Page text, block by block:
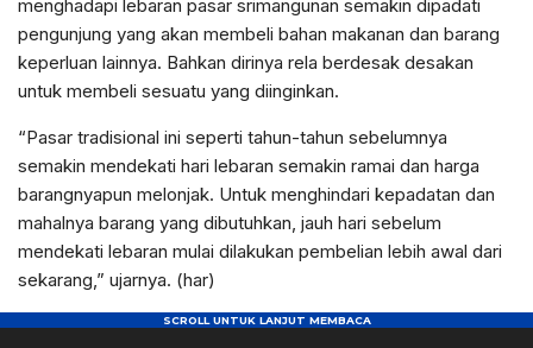
menghadapi lebaran pasar srimangunan semakin dipadati
pengunjung yang akan membeli bahan makanan dan barang
keperluan lainnya. Bahkan dirinya rela berdesak desakan
untuk membeli sesuatu yang diinginkan.
“Pasar tradisional ini seperti tahun-tahun sebelumnya
semakin mendekati hari lebaran semakin ramai dan harga
barangnyapun melonjak. Untuk menghindari kepadatan dan
mahalnya barang yang dibutuhkan, jauh hari sebelum
mendekati lebaran mulai dilakukan pembelian lebih awal dari
sekarang,” ujarnya. (har)